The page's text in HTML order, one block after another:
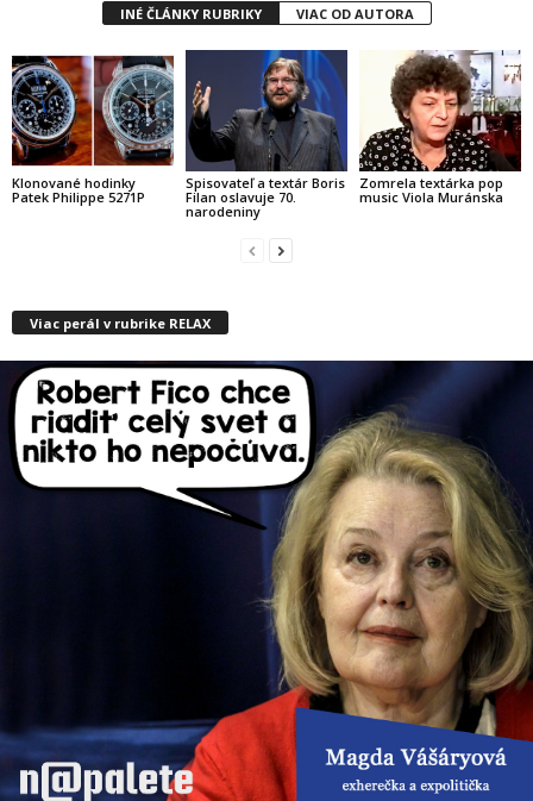
INÉ ČLÁNKY RUBRIKY VIAC OD AUTORA
Klonované hodinky
Patek Philippe 5271P
Spisovateľ a textár Boris
Filan oslavuje 70.
narodeniny
Zomrela textárka pop
music Viola Muránska
Viac perál v rubrike RELAX